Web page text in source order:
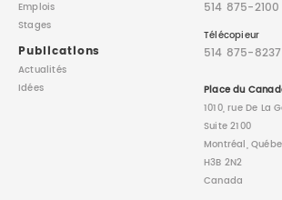
Emplois
Stages
Publications
Actualités
Idées
514 875-2100
Télécopieur
514 875-8237
Place du
1010, rue De La
Suite 2100
Montréal,
H3B 2N2
Canada